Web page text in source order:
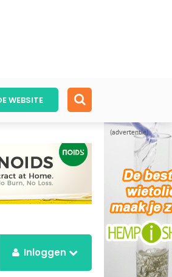
(advertentie)
WEBSITE
Inloggen